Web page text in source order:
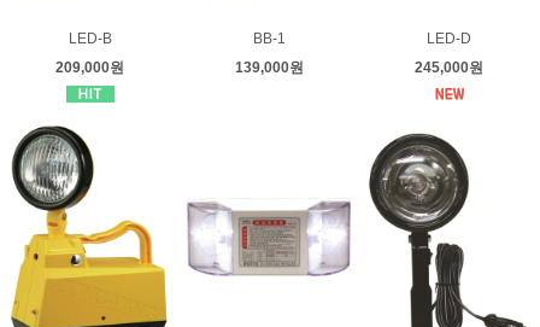
LED-B
209,000원
BB-1
139,000원
LED-D
245,000원